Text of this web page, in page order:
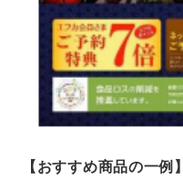
【おすすめ商品の一例】